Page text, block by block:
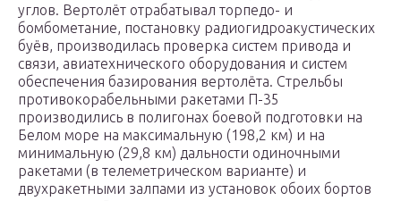
углов. Вертолёт отрабатывал торпедо- и
бомбометание, постановку радиогидроакустических
буёв, производилась проверка систем привода и
связи, авиатехнического оборудования и систем
обеспечения базирования вертолёта. Стрельбы
противокорабельными ракетами П-35
производились в полигонах боевой подготовки на
Белом море на максимальную (198,2 км) и на
минимальную (29,8 км) дальности одиночными
ракетами (в телеметрическом варианте) и
двухракетными залпами из установок обоих бортов